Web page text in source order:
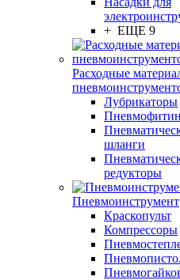
+ ЕЩЕ 9
Расходные
Лубрикаторы
шланги
редукторы
Пневмоинструмент
Краскопульт
Компрессоры